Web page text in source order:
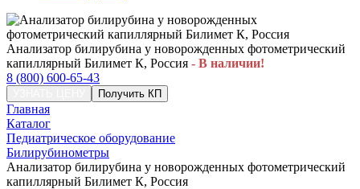
Анализатор билирубина у новорожденных фотометрический
капиллярный Билимет К, Россия - В наличии!
8 (800) 600-65-43
Получить КП
Главная
Каталог
Педиатрическое оборудование
Билирубинометры
Анализатор билирубина у новорожденных фотометрический
капиллярный Билимет К, Россия